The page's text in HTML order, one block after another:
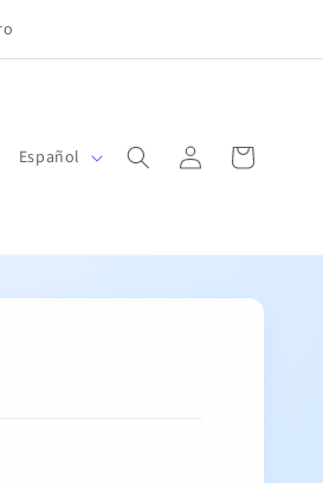
o
m
Español
sesión
Carrito